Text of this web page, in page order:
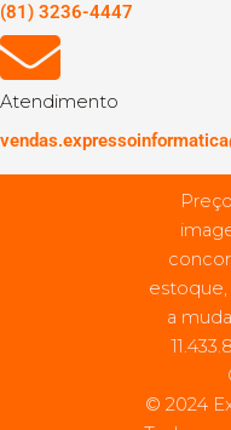
(81) 3236-4447
Atendimento
estoque,
a
© 2024